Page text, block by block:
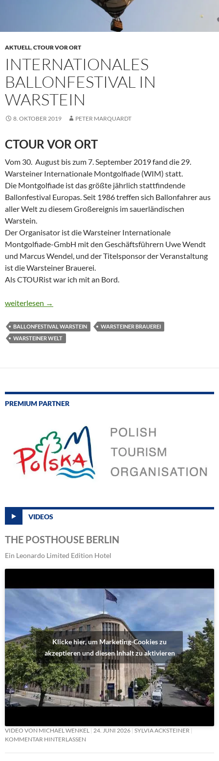
AKTUELL,CTOUR VOR ORT
INTERNATIONALES
BALLONFESTIVAL IN
WARSTEIN
8. OKTOBER 2019 PETER MARQUARDT
CTOUR VOR ORT
Vom 30. August bis zum 7. September 2019 fand die 29.
Warsteiner Internationale Montgolfiade (WIM) statt.
Die Montgolfiade ist das größte jährlich stattfindende
Ballonfestival Europas. Seit 1986 treffen sich Ballonfahrer aus
aller Welt zu diesem Großereignis im sauerländischen
Warstein.
Der Organisator ist die Warsteiner Internationale
Montgolfiade-GmbH mit den Geschäftsführern Uwe Wendt
und Marcus Wendel, und der Titelsponsor der Veranstaltung
ist die Warsteiner Brauerei.
Als CTOURist war ich mit an Bord.
INTERNATIONALES BALLONFESTIVAL IN WARSTEIN
weiterlesen →
BALLONFESTIVAL WARSTEIN
WARSTEINER BRAUEREI
WARSTEINER WELT
PREMIUM PARTNER
VIDEOS
THE POSTHOUSE BERLIN
Ein Leonardo Limited Edition Hotel
Klicke hier, um Marketing-Cookies zu
akzeptieren und diesen Inhalt zu aktivieren
VIDEO VON MICHAEL WENKEL 24. JUNI 2026 SYLVIA ACKSTEINER
KOMMENTAR HINTERLASSEN